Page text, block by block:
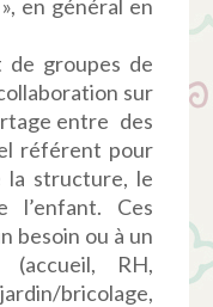
en général en
de groupes de
sur
entre des
référent pour
la structure, le
l’enfant. Ces
besoin ou à un
RH,
bricolage,